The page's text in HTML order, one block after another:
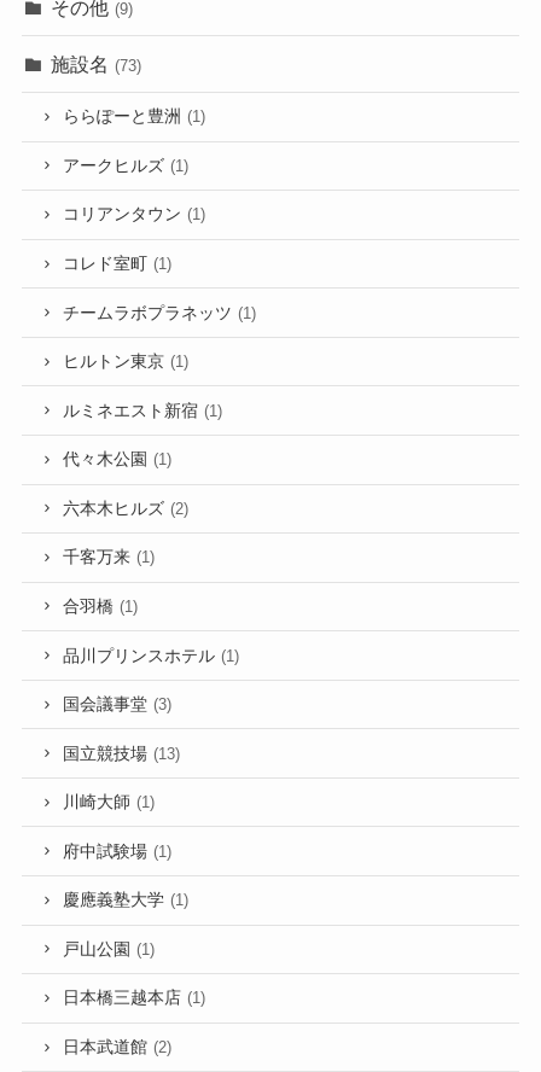
その他 (9)
施設名 (73)
ららぽーと豊洲 (1)
アークヒルズ (1)
コリアンタウン (1)
コレド室町 (1)
チームラボプラネッツ (1)
ヒルトン東京 (1)
ルミネエスト新宿 (1)
代々木公園 (1)
六本木ヒルズ (2)
千客万来 (1)
合羽橋 (1)
品川プリンスホテル (1)
国会議事堂 (3)
国立競技場 (13)
川崎大師 (1)
府中試験場 (1)
慶應義塾大学 (1)
戸山公園 (1)
日本橋三越本店 (1)
日本武道館 (2)